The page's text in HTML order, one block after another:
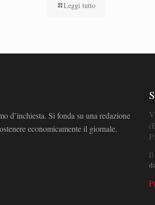
Leggi tutto
d’inchiesta. Si fonda su una redazione
economicamente il giornale.
Il